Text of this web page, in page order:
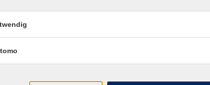
Deutschkurs B1 (kostenlos)
Deutschkurs B1/B2 (kostenlos)